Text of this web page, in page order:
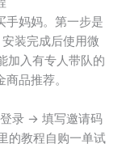
手妈妈。第一步是
装完成后使用微
加入有专人带队的
品推荐。
录 → 填写邀请码
的教程自购一单试